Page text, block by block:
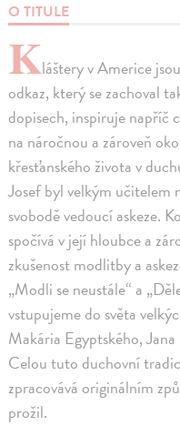
O TITULE
Kláštery v Americe
odkaz, který se zachoval
dopisech, inspiruje napříč
na náročnou a zároveň
křesťanského života v
Josef byl velkým učitelem
svobodě vedoucí askeze.
spočívá v její hloubce a
zkušenost modlitby a
„Modli se neustále“ a
vstupujeme do světa
Makária Egyptského,
Celou tuto duchovní
zpracovává originálním
prožil.